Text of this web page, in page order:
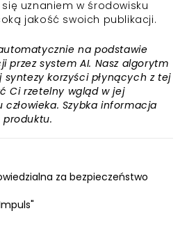
uznaniem w środowisku
jakość swoich publikacji.
na podstawie
przez system AI. Nasz algorytm
syntezy korzyści płynących z tej
Ci rzetelny wgląd w jej
człowieka. Szybka informacja
za bezpieczeństwo